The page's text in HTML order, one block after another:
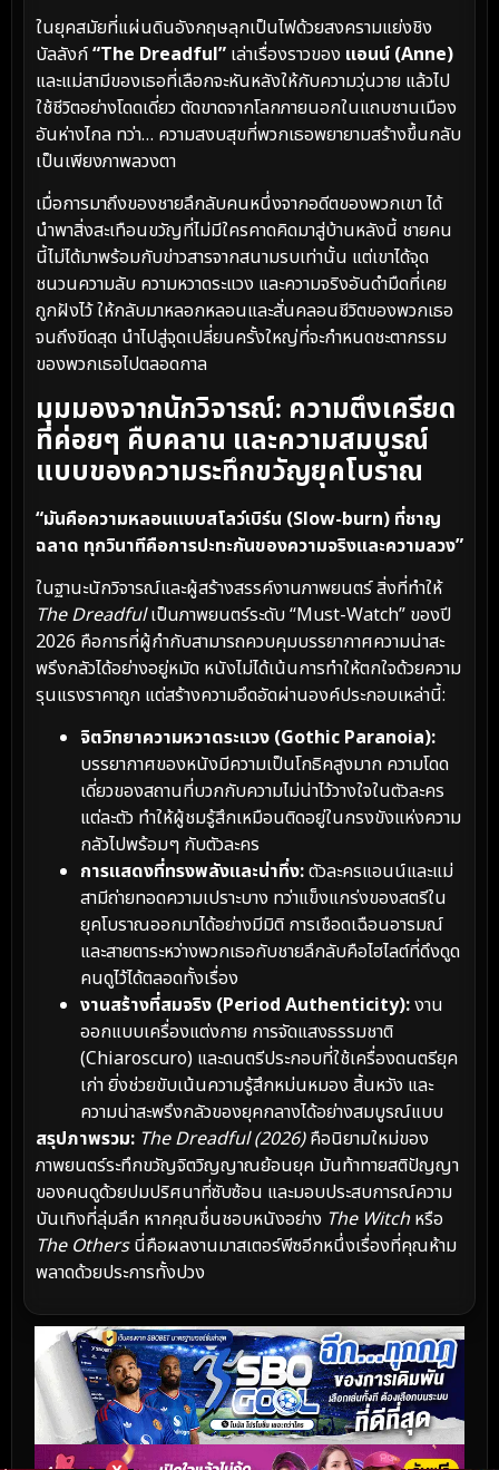
ในยุคสมัยที่แผ่นดินอังกฤษลุกเป็นไฟด้วยสงครามแย่งชิง
บัลลังก์“The Dreadful” เล่าเรื่องราวของ แอนน์ (Anne)
และแม่สามีของเธอที่เลือกจะหันหลังให้กับความวุ่นวาย แล้วไป
ใช้ชีวิตอย่างโดดเดี่ยว ตัดขาดจากโลกภายนอกในแถบชานเมือง
อันห่างไกล ทว่า… ความสงบสุขที่พวกเธอพยายามสร้างขึ้นกลับ
เป็นเพียงภาพลวงตา
เมื่อการมาถึงของชายลึกลับคนหนึ่งจากอดีตของพวกเขา ได้
นำพาสิ่งสะเทือนขวัญที่ไม่มีใครคาดคิดมาสู่บ้านหลังนี้ ชายคน
นี้ไม่ได้มาพร้อมกับข่าวสารจากสนามรบเท่านั้น แต่เขาได้จุด
ชนวนความลับ ความหวาดระแวง และความจริงอันดำมืดที่เคย
ถูกฝังไว้ ให้กลับมาหลอกหลอนและสั่นคลอนชีวิตของพวกเธอ
จนถึงขีดสุด นำไปสู่จุดเปลี่ยนครั้งใหญ่ที่จะกำหนดชะตากรรม
ของพวกเธอไปตลอดกาล
มุมมองจากนักวิจารณ์: ความตึงเครียด
ที่ค่อยๆ คืบคลาน และความสมบูรณ์
แบบของความระทึกขวัญยุคโบราณ
“มันคือความหลอนแบบสโลว์เบิร์น (Slow-burn) ที่ชาญ
ฉลาด ทุกวินาทีคือการปะทะกันของความจริงและความลวง”
ในฐานะนักวิจารณ์และผู้สร้างสรรค์งานภาพยนตร์ สิ่งที่ทำให้
The Dreadfulเป็นภาพยนตร์ระดับ “Must-Watch” ของปี
2026 คือการที่ผู้กำกับสามารถควบคุมบรรยากาศความน่าสะ
พรึงกลัวได้อย่างอยู่หมัด หนังไม่ได้เน้นการทำให้ตกใจด้วยความ
รุนแรงราคาถูก แต่สร้างความอึดอัดผ่านองค์ประกอบเหล่านี้:
จิตวิทยาความหวาดระแวง (Gothic Paranoia):
บรรยากาศของหนังมีความเป็นโกธิคสูงมาก ความโดด
เดี่ยวของสถานที่บวกกับความไม่น่าไว้วางใจในตัวละคร
แต่ละตัว ทำให้ผู้ชมรู้สึกเหมือนติดอยู่ในกรงขังแห่งความ
กลัวไปพร้อมๆ กับตัวละคร
การแสดงที่ทรงพลังและน่าทึ่ง:ตัวละครแอนน์และแม่
สามีถ่ายทอดความเปราะบาง ทว่าแข็งแกร่งของสตรีใน
ยุคโบราณออกมาได้อย่างมีมิติ การเชือดเฉือนอารมณ์
และสายตาระหว่างพวกเธอกับชายลึกลับคือไฮไลต์ที่ดึงดูด
คนดูไว้ได้ตลอดทั้งเรื่อง
งานสร้างที่สมจริง (Period Authenticity):งาน
ออกแบบเครื่องแต่งกาย การจัดแสงธรรมชาติ
(Chiaroscuro) และดนตรีประกอบที่ใช้เครื่องดนตรียุค
เก่า ยิ่งช่วยขับเน้นความรู้สึกหม่นหมอง สิ้นหวัง และ
ความน่าสะพรึงกลัวของยุคกลางได้อย่างสมบูรณ์แบบ
สรุปภาพรวม: The Dreadful (2026)คือนิยามใหม่ของ
ภาพยนตร์ระทึกขวัญจิตวิญญาณย้อนยุค มันท้าทายสติปัญญา
ของคนดูด้วยปมปริศนาที่ซับซ้อน และมอบประสบการณ์ความ
บันเทิงที่ลุ่มลึก หากคุณชื่นชอบหนังอย่าง The Witchหรือ
The Othersนี่คือผลงานมาสเตอร์พีซอีกหนึ่งเรื่องที่คุณห้าม
พลาดด้วยประการทั้งปวง